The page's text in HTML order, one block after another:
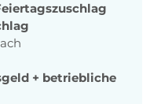
+ betriebliche